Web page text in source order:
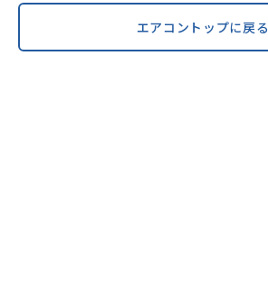
エアコントップに戻る